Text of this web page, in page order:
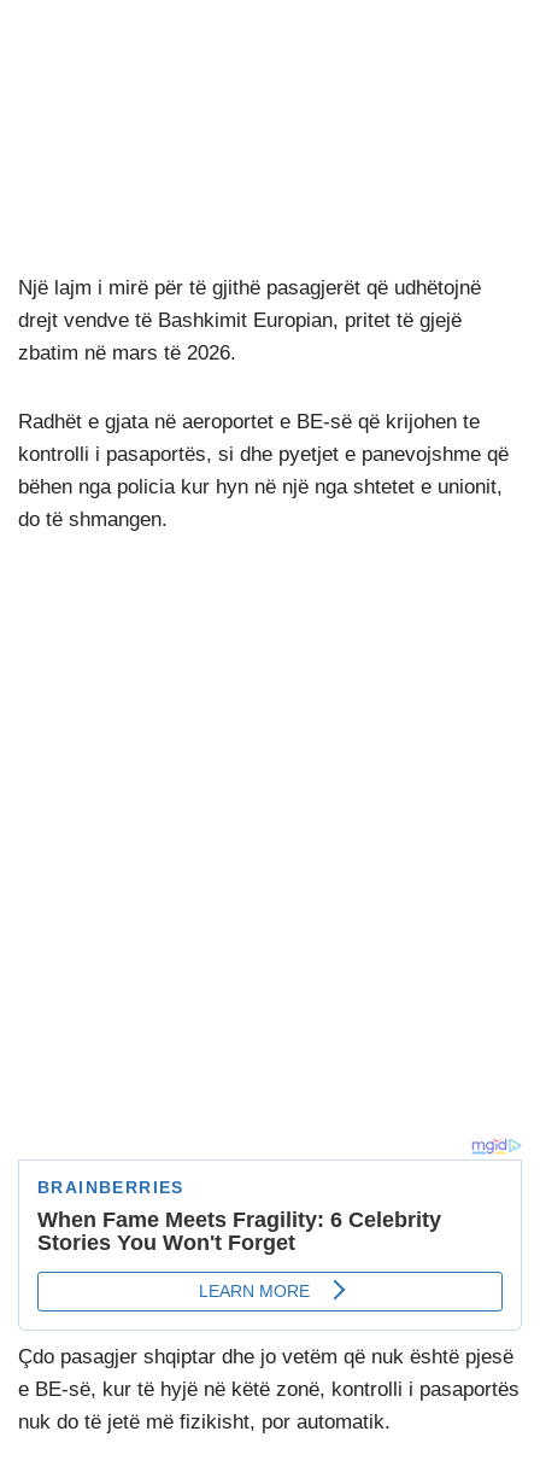
Një lajm i mirë për të gjithë pasagjerët që udhëtojnë
drejt vendve të Bashkimit Europian, pritet të gjejë
zbatim në mars të 2026.
Radhët e gjata në aeroportet e BE-së që krijohen te
kontrolli i pasaportës, si dhe pyetjet e panevojshme që
bëhen nga policia kur hyn në një nga shtetet e unionit,
do të shmangen.
Çdo pasagjer shqiptar dhe jo vetëm që nuk është pjesë
e BE-së, kur të hyjë në këtë zonë, kontrolli i pasaportës
nuk do të jetë më fizikisht, por automatik.